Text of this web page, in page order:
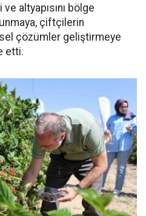
altyapısını bölge
çiftçilerin
çözümler geliştirmeye
etti.